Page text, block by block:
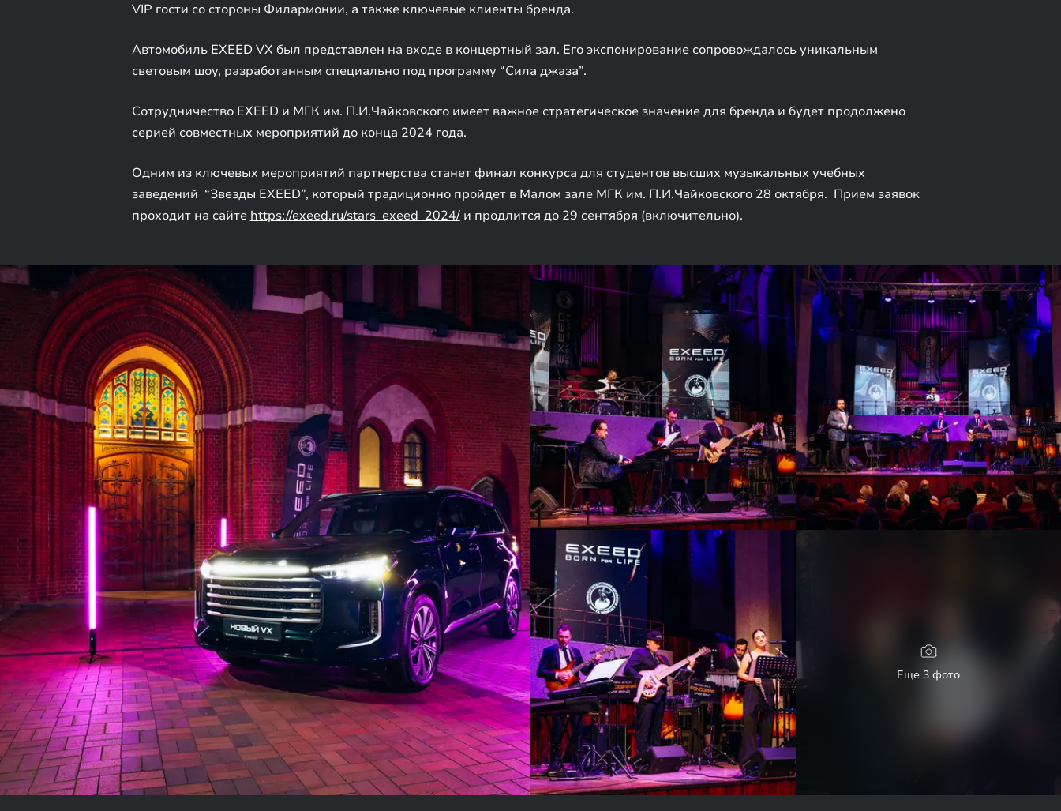
VIP гости со стороны Филармонии, а также ключевые клиенты бренда.
Автомобиль EXEED VX был представлен на входе в концертный зал. Его экспонирование сопровождалось уникальным
световым шоу, разработанным специально под программу “Сила джаза”.
Сотрудничество EXEED и МГК им. П.И.Чайковского имеет важное стратегическое значение для бренда и будет продолжено
серией совместных мероприятий до конца 2024 года.
Одним из ключевых мероприятий партнерства станет финал конкурса для студентов высших музыкальных учебных
заведений “Звезды EXEED”, который традиционно пройдет в Малом зале МГК им. П.И.Чайковского 28 октября. Прием заявок
проходит на сайте https://exeed.ru/stars_exeed_2024/и продлится до 29 сентября (включительно).
Еще 3 фото